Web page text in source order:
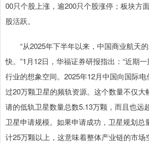
00只个股上涨，逾200只个股涨停；板块方
股活跃。
“从2025年下半年以来，中国商业航天
快。”1月12日，华福证券研报指出：“近期
行业的想象空间。2025年12月中国向国际
过20万颗卫星的频轨资源。这个数量不仅大
请的低轨卫星数量总数5.13万颗，而且也远
卫星申请规模。如果申请成功，卫星规划总
计25万颗以上，这意味着整体产业链的市场